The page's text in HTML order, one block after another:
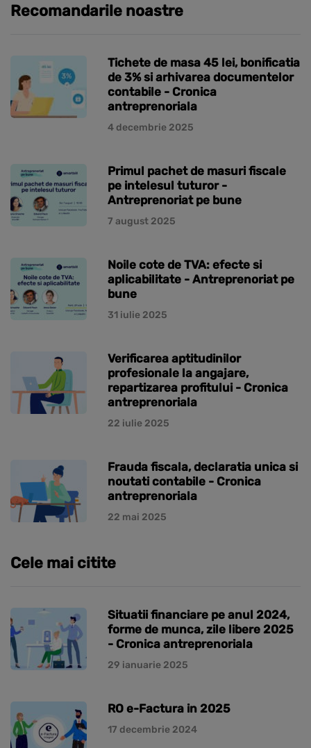
Recomandarile noastre
Tichete de masa 45 lei, bonificatia
de 3% si arhivarea documentelor
contabile - Cronica
antreprenoriala
4 decembrie 2025
Primul pachet de masuri fiscale
pe intelesul tuturor -
Antreprenoriat pe bune
7 august 2025
Noile cote de TVA: efecte si
aplicabilitate - Antreprenoriat pe
bune
31 iulie 2025
Verificarea aptitudinilor
profesionale la angajare,
repartizarea profitului - Cronica
antreprenoriala
22 iulie 2025
Frauda fiscala, declaratia unica si
noutati contabile - Cronica
antreprenoriala
22 mai 2025
Cele mai citite
Situatii financiare pe anul 2024,
forme de munca, zile libere 2025
- Cronica antreprenoriala
29 ianuarie 2025
RO e-Factura in 2025
17 decembrie 2024